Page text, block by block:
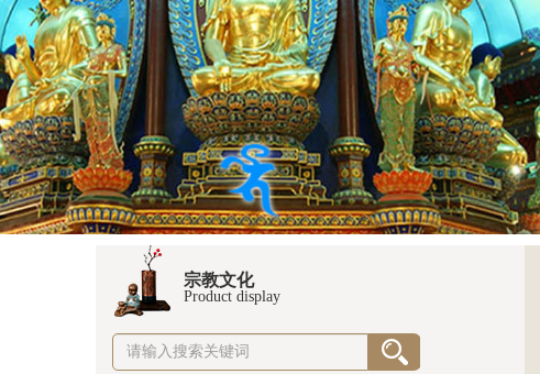
宗教文化
Product display